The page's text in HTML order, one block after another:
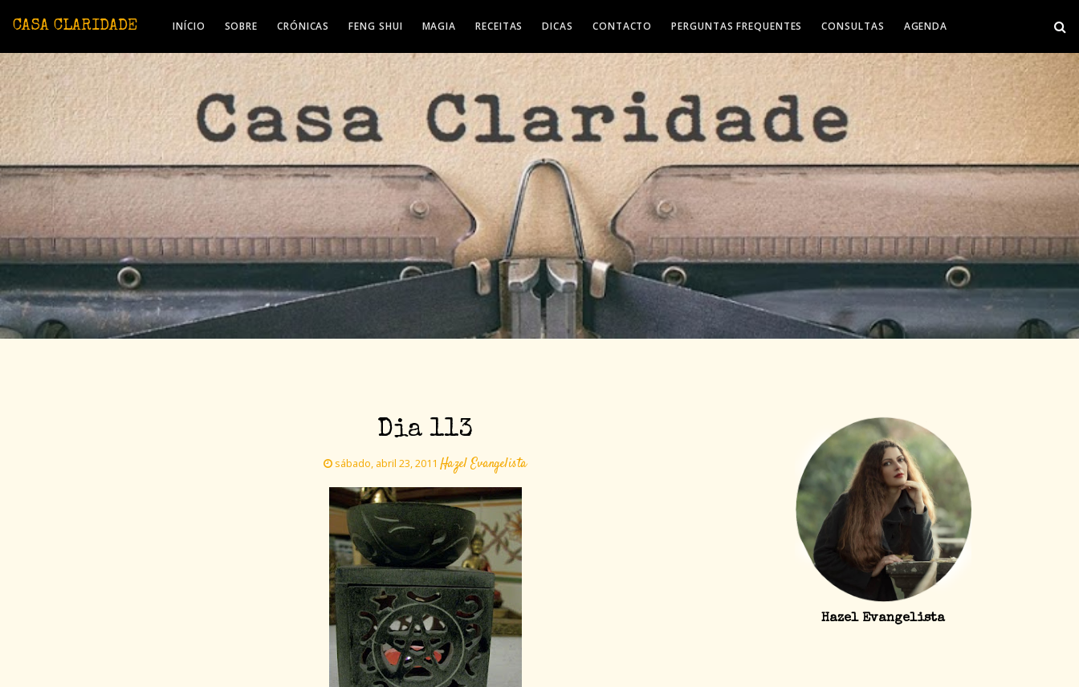
CASA CLARIDADE INÍCIO SOBRE CRÓNICAS FENG SHUI MAGIA RECEITAS DICAS CONTACTO PERGUNTAS FREQUENTES CONSULTAS AGENDA
Dia 113
sábado, abril 23, 2011 Hazel Evangelista
Hazel Evangelista